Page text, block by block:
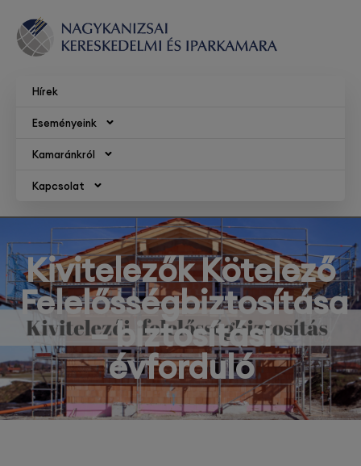
Hírek
Eseményeink
Kamaránkról
Kapcsolat
Kivitelezők Kötelező
Felelősségbiztosítása
– biztosítási
évforduló